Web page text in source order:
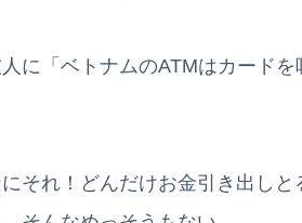
人に「ベトナムのATMはカード
にそれ！どんだけお金引き出し